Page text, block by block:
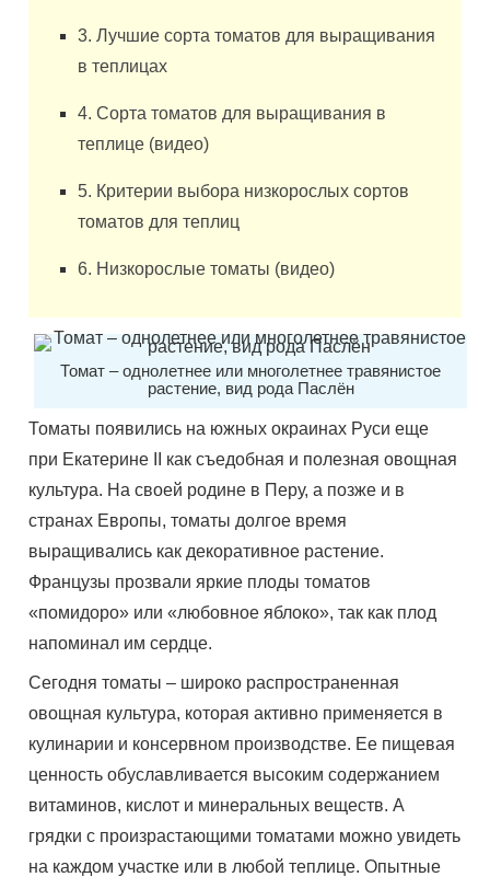
3. Лучшие сорта томатов для выращивания
в теплицах
4. Сорта томатов для выращивания в
теплице (видео)
5. Критерии выбора низкорослых сортов
томатов для теплиц
6. Низкорослые томаты (видео)
Томат – однолетнее или многолетнее травянистое
растение, вид рода Паслён
Томаты появились на южных окраинах Руси еще
при Екатерине ІІ как съедобная и полезная овощная
культура. На своей родине в Перу, а позже и в
странах Европы, томаты долгое время
выращивались как декоративное растение.
Французы прозвали яркие плоды томатов
«помидоро» или «любовное яблоко», так как плод
напоминал им сердце.
Сегодня томаты – широко распространенная
овощная культура, которая активно применяется в
кулинарии и консервном производстве. Ее пищевая
ценность обуславливается высоким содержанием
витаминов, кислот и минеральных веществ. А
грядки с произрастающими томатами можно увидеть
на каждом участке или в любой теплице. Опытные